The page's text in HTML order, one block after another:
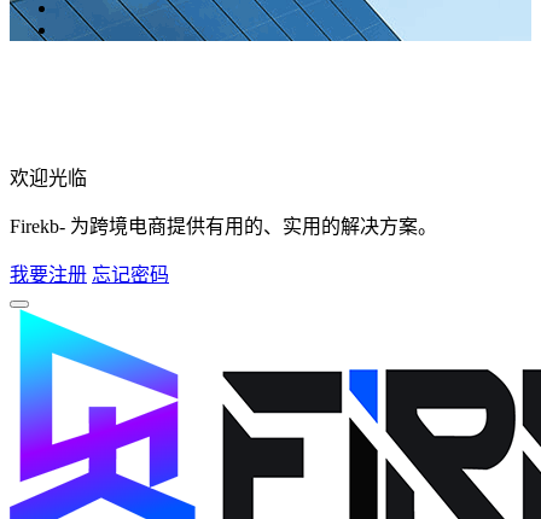
欢迎光临
Firekb- 为跨境电商提供有用的、实用的解决方案。
我要注册 忘记密码